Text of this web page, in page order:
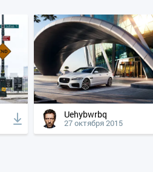
Uehybwrbq
27 октября 2015